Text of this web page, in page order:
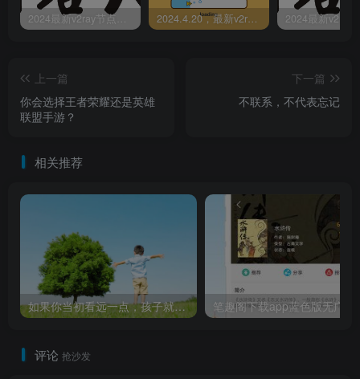
2024最新v2ray节点免费分享-05.08附ss/vmess节点订阅 2024.4.20，最新v2ray节点免费分享-附ss/vmess节点订阅
上一篇
你会选择王者荣耀还是英雄
联盟手游？
下一篇
不联系，不代表忘记
相关推荐
如果你当初看远一点，孩子就不必那么辛苦
评论 抢沙发